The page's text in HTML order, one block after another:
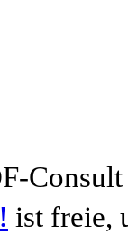
ist freie,